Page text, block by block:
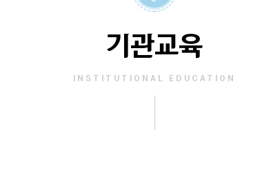
기관교육
INSTITUTIONAL EDUCATION